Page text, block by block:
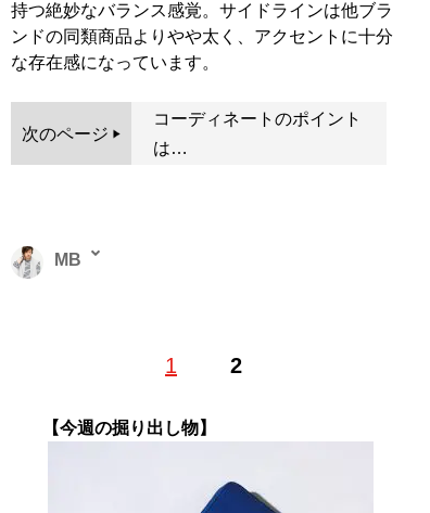
持つ絶妙なバランス感覚。サイドラインは他ブラ
ンドの同類商品よりやや太く、アクセントに十分
な存在感になっています。
次のページ
コーディネートのポイント
は…
1 2
MB
MBの偏愛ブランド図鑑 』『
幸服論――人生は服で簡単に変えられる
籍が累計200万部を突破。ブログ「Knower Mag現役メ
」も話題に。年間の被服費は1000
【今週の掘り出し物】